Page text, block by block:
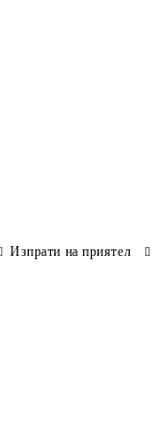
Изпрати на приятел